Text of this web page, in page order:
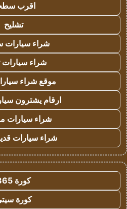
اقرب
تشليح
شراء سيارات
شراء سيارات
موقع شراء
ارقام يشترون
شراء سيارات
شراء سيارات
كورة 365
كورة